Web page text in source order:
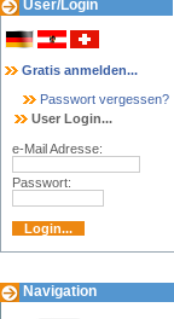
User/Login
Gratis anmelden...
Passwort vergessen?
User Login...
e-Mail Adresse:
Passwort:
Navigation